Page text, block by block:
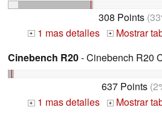
308 Points
+ 1 mas detalles +
Mostrar
Cinebench R20- Cinebench R20
637 Points
+ 1 mas detalles +
Mostrar